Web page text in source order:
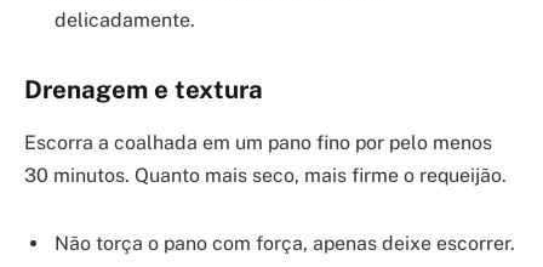
delicadamente.
Drenagem e textura
Escorra a coalhada em um pano fino por pelo menos
30 minutos. Quanto mais seco, mais firme o requeijão.
Não torça o pano com força, apenas deixe escorrer.